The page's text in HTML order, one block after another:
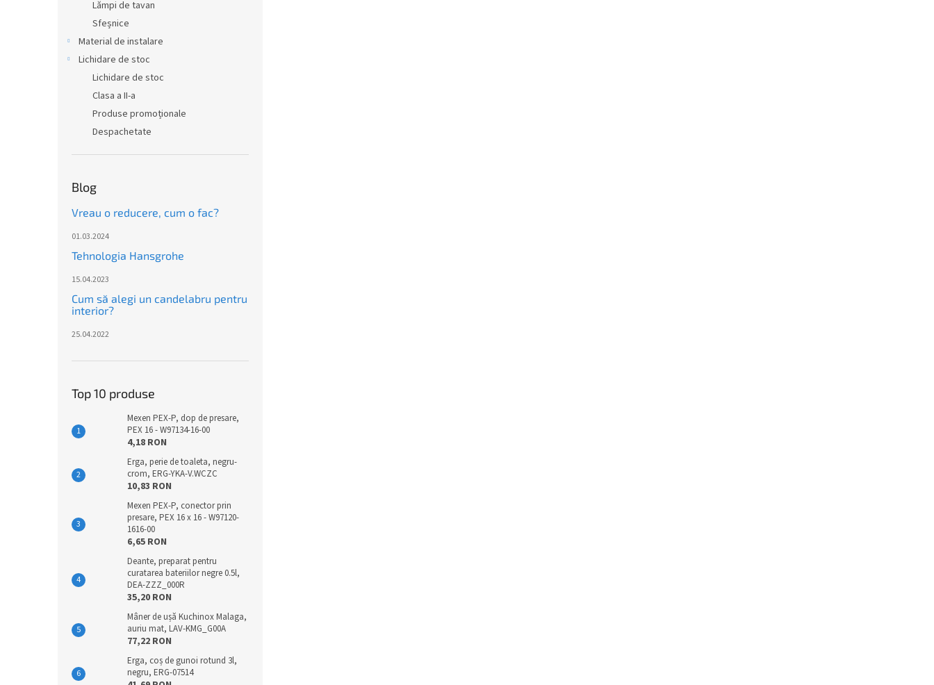
Lămpi de tavan
Sfeșnice
Material de instalare
Lichidare de stoc
Lichidare de stoc
Clasa a II-a
Produse promoționale
Despachetate
Blog
Vreau o reducere, cum o fac?
01.03.2024
Tehnologia Hansgrohe
15.04.2023
Cum să alegi un candelabru pentru
interior?
25.04.2022
Top 10 produse
Mexen PEX-P, dop de presare,
PEX 16 - W97134-16-00
4,18 RON
Erga, perie de toaleta, negru-
crom, ERG-YKA-V.WCZC
10,83 RON
Mexen PEX-P, conector prin
presare, PEX 16 x 16 - W97120-
1616-00
6,65 RON
Deante, preparat pentru
curatarea bateriilor negre 0.5l,
DEA-ZZZ_000R
35,20 RON
Mâner de ușă Kuchinox Malaga,
auriu mat, LAV-KMG_G00A
77,22 RON
Erga, coș de gunoi rotund 3l,
negru, ERG-07514